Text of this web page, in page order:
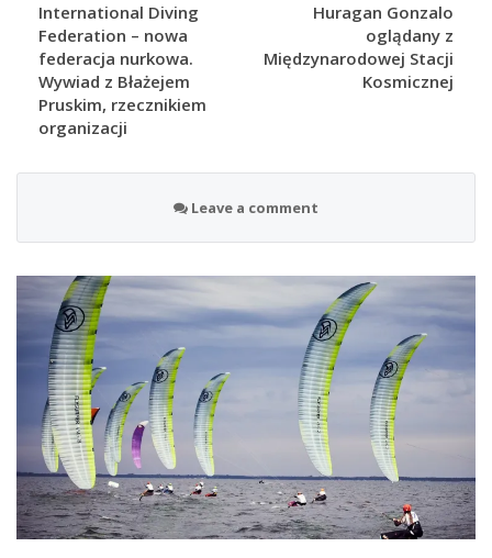
International Diving
Federation – nowa
federacja nurkowa.
Wywiad z Błażejem
Pruskim, rzecznikiem
organizacji
Huragan Gonzalo
oglądany z
Międzynarodowej Stacji
Kosmicznej
Leave a comment